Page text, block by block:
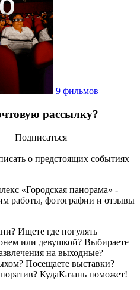
9 фильмов
рассылку?
Подписаться
о предстоящих событиях
«Городская панорама» -
работы, фотографии и отзывы
Ищете где погулять
или девушкой? Выбираете
на выходные?
Посещаете выставки?
КудаКазань поможет!